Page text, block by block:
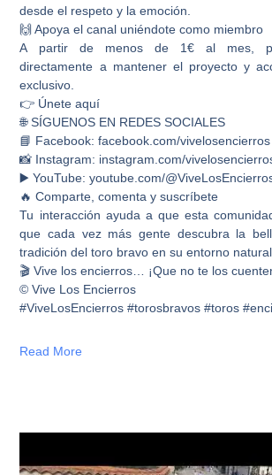
desde el respeto y la emoción.
🙌 Apoya el canal uniéndote como miembro
A partir de menos de 1€ al mes,
directamente a mantener el proyecto y
exclusivo.
👉 Únete aquí
🌐 SÍGUENOS EN REDES SOCIALES
📘 Facebook: facebook.com/vivelosencierros
📸 Instagram: instagram.com/
▶️ YouTube: youtube.com/
🔥 Comparte, comenta y suscríbete
Tu interacción ayuda a que esta
que cada vez más gente descubra la
tradición del toro bravo en su entorno natural.
🎬 Vive los encierros… ¡Que no te los
© Vive Los Encierros
#ViveLosEncierros #torosbravos #toros
Read More